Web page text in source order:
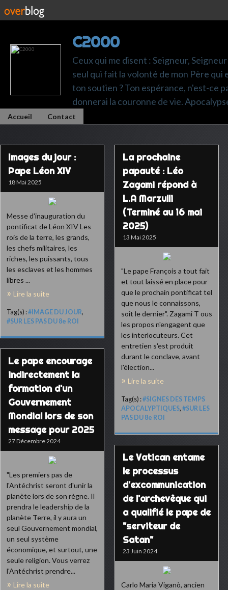
C2000
Ceux qui me disent : Seigneur,
seul qui fait la volonté de mon Père
ton soutien ? Ton espérance, n'est-ce
donnerai la couronne de vie.
Accueil Contact
Images du jour :
Pape Léon XIV
18 Mai 2025
Messe d'inauguration du
pontificat de Léon XIV Les
rois de la terre, les grands,
les chefs militaires, les
riches, les puissants, tous
les esclaves et les hommes
libres ...
Lire la suite
Tag(s) :#IMAGE DU JOUR,
#SUR LES PAS DU 8e ROI
La prochaine
papauté : Léo
Zagami répond à
L.A Marzulli
(Terminé au 16 mai
2025)
13 Mai 2025
"Le pape François a tout fait
et tout laissé en place pour
que le prochain pontificat tel
que nous le connaissons,
soit le dernier". Zagami T ous
les propos n'engagent que
les interlocuteurs. Cet
entretien s'est produit
durant le conclave, avant
l'élection...
Lire la suite
Tag(s) :#SIGNES DES TEMPS
APOCALYPTIQUES, #SUR LES
PAS DU 8e ROI
Le pape encourage
indirectement la
formation d'un
Gouvernement
Mondial lors de son
message pour 2025
27 Décembre 2024
"Les premiers pas de
l'Antéchrist seront d'unir la
planète lors de son règne. Il
prendra le leadership de la
planète Terre, il y aura un
seul Gouvernement mondial,
un seul système
économique, et surtout, une
seule religion. Vous verrez
l'Antéchrist prendre...
Lire la suite
Le Vatican entame
le processus
d'excommunication
de l'archevêque qui
a qualifié le pape de
"serviteur de
Satan"
23 Juin 2024
Carlo Maria Viganò, ancien